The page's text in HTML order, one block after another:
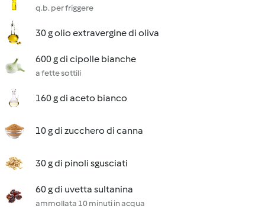
q.b. per friggere
30 g olio extravergine di oliva
600 g di cipolle bianche
a fette sottili
160 g di aceto bianco
10 g di zucchero di canna
30 g di pinoli sgusciati
60 g di uvetta sultanina
ammollata 10 minuti in acqua